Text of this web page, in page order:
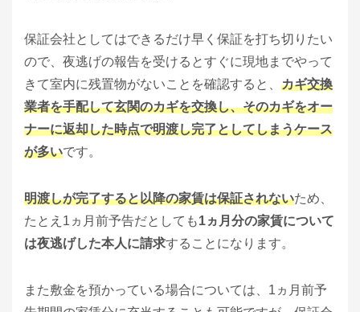
保証会社としてはできるだけ早く保証を打ち切りたい
ので、夜逃げの報告を受けるとすぐに現地までやって
きて室内に残置物がないことを確認すると、 カギ交換
業者を手配して玄関のカギを交換し、そのカギをオー
ナーに返却した時点で明渡し完了としてしまうケース
が多いです。
明渡しが完了すると以降の家賃は保証されないため、
たとえ1ヵ月前予告だとしても1ヵ月分の家賃について
は夜逃げした本人に請求することになります。
また敷金を預かっている場合については、1ヵ月前予